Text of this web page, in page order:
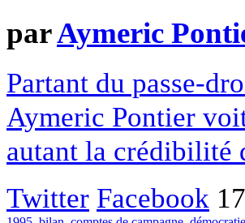
parAymeric
Partant du passe-
Aymeric Pontier
autant la crédibilité
Twitter Facebook 17